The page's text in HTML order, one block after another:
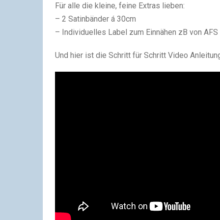
Für alle die kleine, feine Extras lieben:
– 2 Satinbänder á 30cm
– Individuelles Label zum Einnähen zB von AFS
Und hier ist die Schritt für Schritt Video